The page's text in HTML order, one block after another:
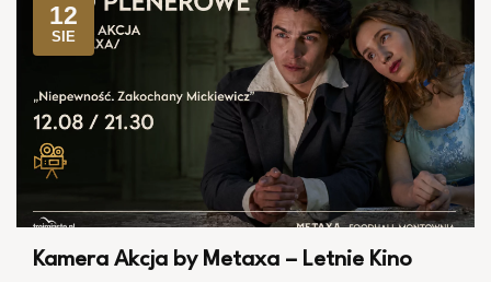
12
SIE
Kamera Akcja by Metaxa – Letnie Kino